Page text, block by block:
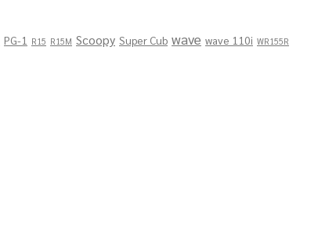
PG-1 R15 R15M Scoopy Super Cub wave wave 110i WR155R